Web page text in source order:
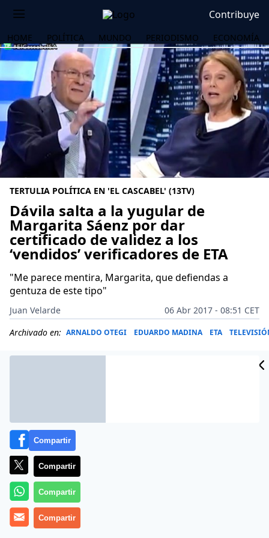
Contribuye
HOME POLÍTICA MUNDO PERIODISMO ECONOMÍA
TERTULIA POLÍTICA EN 'EL CASCABEL' (13TV)
Dávila salta a la yugular de
Margarita Sáenz por dar
certificado de validez a los
‘vendidos’ verificadores de ETA
"Me parece mentira, Margarita, que defiendas a
gentuza de este tipo"
Juan Velarde
06 Abr 2017 - 08:51 CET
Archivado en: ARNALDO OTEGI EDUARDO MADINA ETA
El paripé del desarme de la banda terrorista ETA
Compartir
Compartir
Compartir
Compartir